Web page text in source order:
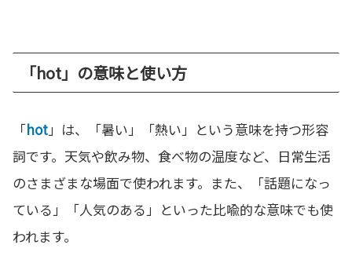
「hot」の意味と使い方
「hot」は、「暑い」「熱い」という意味を持つ形容
詞です。天気や飲み物、食べ物の温度など、日常生活
のさまざまな場面で使われます。また、「話題になっ
ている」「人気のある」といった比喩的な意味でも使
われます。